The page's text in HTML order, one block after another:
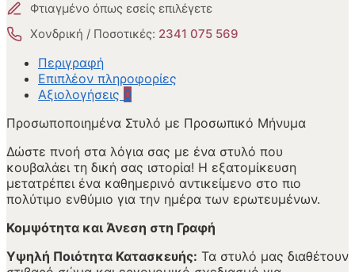
Φτιαγμένο όπως εσείς επιλέγετε
Χονδρική / Ποσοτικές: 2341 075 569
Περιγραφή
Επιπλέον πληροφορίες
Αξιολογήσεις 0
Προσωποποιημένα Στυλό με Προσωπικό Μήνυμα
Δώστε πνοή στα λόγια σας με ένα στυλό που
κουβαλάει τη δική σας ιστορία! Η εξατομίκευση
μετατρέπει ένα καθημερινό αντικείμενο στο πιο
πολύτιμο ενθύμιο για την ημέρα των ερωτευμένων.
Κομψότητα και Άνεση στη Γραφή
Υψηλή Ποιότητα Κατασκευής: Τα στυλό μας διαθέτουν